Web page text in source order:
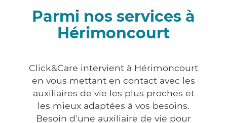
Parmi nos services à
Hérimoncourt
Click&Care intervient à Hérimoncourt
en vous mettant en contact avec les
auxiliaires de vie les plus proches et
les mieux adaptées à vos besoins.
Besoin d'une auxiliaire de vie pour